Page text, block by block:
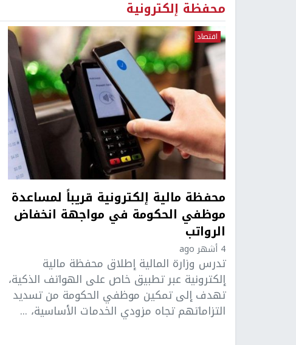
محفظة إلكترونية
اقتصاد
محفظة مالية إلكترونية قريباً لمساعدة
موظفي الحكومة في مواجهة انخفاض
الرواتب
4 أشهر ago
تدرس وزارة المالية إطلاق محفظة مالية
إلكترونية عبر تطبيق خاص على الهواتف الذكية،
تهدف إلى تمكين موظفي الحكومة من تسديد
التزاماتهم تجاه مزودي الخدمات الأساسية، ...